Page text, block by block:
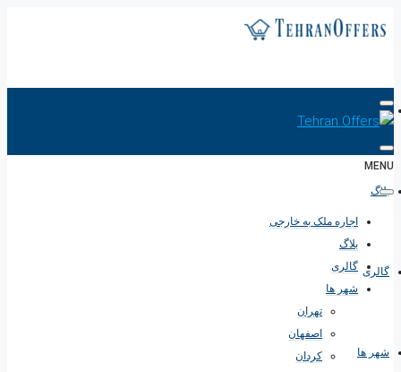
اجاره ملک به خارجی
بلاگ
گالری
شهر ها
MENU
اجاره ملک به خارجی
بلاگ
گالری
شهر ها
تهران
اصفهان
کردان